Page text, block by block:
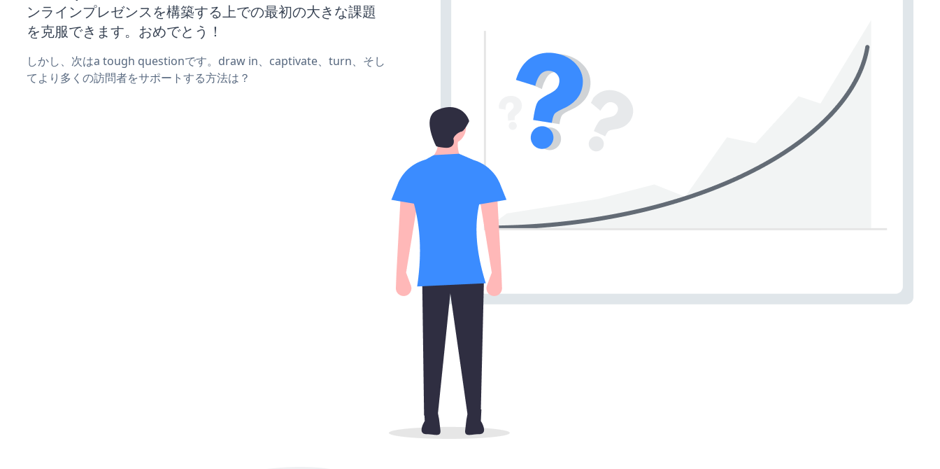
ンラインプレゼンスを構築する上での最初の大きな課題
を克服できます。おめでとう！
しかし、次はa tough questionです。draw in、captivate、turn、そし
てより多くの訪問者をサポートする方法は？